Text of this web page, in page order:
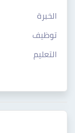
الخبرة
توظيف
التعليم